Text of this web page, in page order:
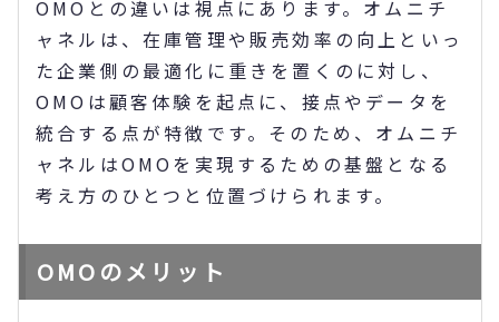
OMOとの違いは視点にあります。オムニチ
ャネルは、在庫管理や販売効率の向上といっ
た企業側の最適化に重きを置くのに対し、
OMOは顧客体験を起点に、接点やデータを
統合する点が特徴です。そのため、オムニチ
ャネルはOMOを実現するための基盤となる
考え方のひとつと位置づけられます。
OMOのメリット